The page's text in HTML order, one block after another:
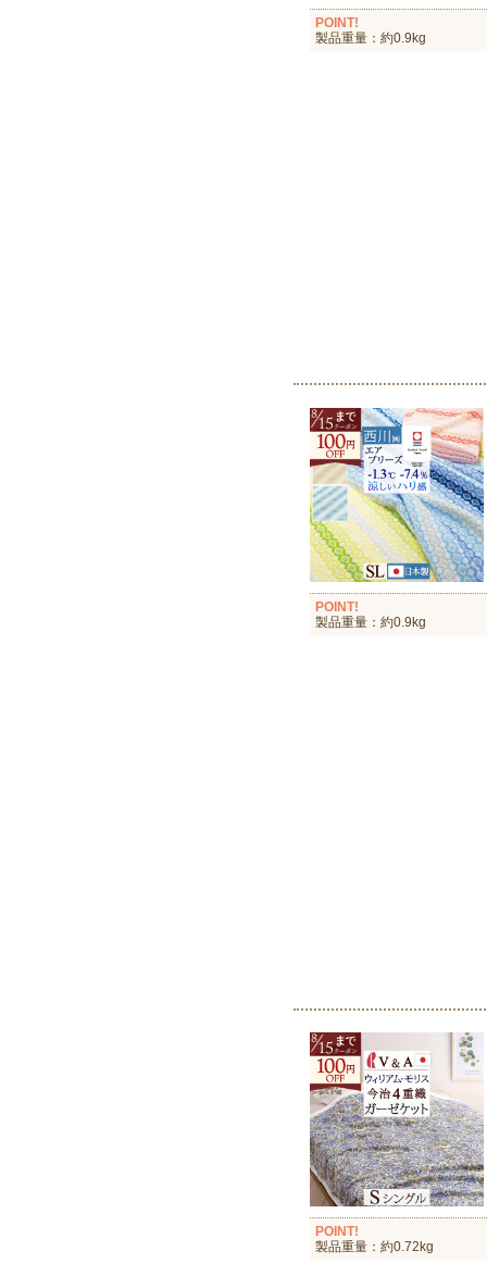
POINT!
製品重量：約0.9kg
POINT!
製品重量：約0.9kg
POINT!
製品重量：約0.72kg